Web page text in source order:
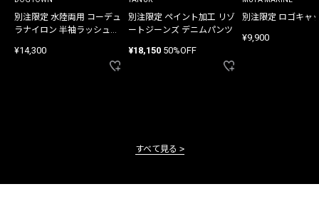
別注限定 水陸両用 コーデュ
ラナイロン 半袖ラッシュガ
¥14,300
別注限定 ペイント加工 リゾ
ートジーンズ デニムパンツ
¥18,150 50%OFF
別注限定 ロゴキャ
¥9,900
すべて見る